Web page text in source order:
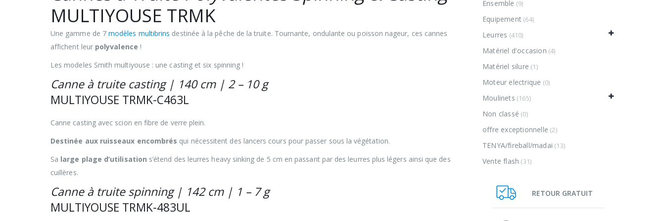
MULTIYOUSE TRMK
Une gamme de 7modèles multibrins destinée à la pêche de la truite. Tournante, ondulante ou poisson nageur, ces cannes
affichent leur polyvalence !
Les modeles Smith multiyouse : une casting et six spinning !
Canne à truite casting | 140 cm | 2 – 10 g
MULTIYOUSE TRMK-C463L
Canne casting avec scion en fibre de verre plein.
Destinée aux ruisseaux encombrés qui nécessitent des lancers cours pour passer sous la végétation.
Sa large plage d’utilisation s’étend des leurres heavy sinking de 5 cm en passant par des leurres plus légers ainsi que des
cuillères.
Canne à truite spinning | 142 cm | 1 – 7 g
MULTIYOUSE TRMK-483UL
Ensemble (9)
Equipement (64)
Leurres (410)
Matériel d'occasion (4)
Matériel silure (1)
Moteur electrique (0)
Moulinets (165)
Non classé (0)
offre exceptionnelle (2)
TENYA/fireball/madai (13)
Vente flash (31)
RETOUR GRATUIT